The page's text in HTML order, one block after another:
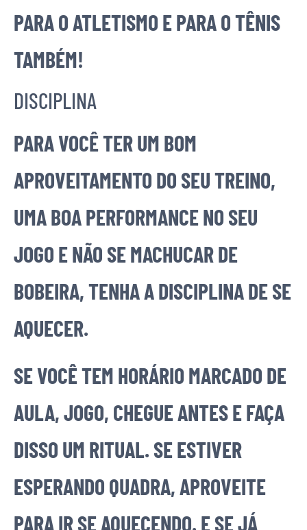
PARA O ATLETISMO E PARA O TÊNIS
TAMBÉM!
DISCIPLINA
PARA VOCÊ TER UM BOM
APROVEITAMENTO DO SEU TREINO,
UMA BOA PERFORMANCE NO SEU
JOGO E NÃO SE MACHUCAR DE
BOBEIRA, TENHA A DISCIPLINA DE SE
AQUECER.
SE VOCÊ TEM HORÁRIO MARCADO DE
AULA, JOGO, CHEGUE ANTES E FAÇA
DISSO UM RITUAL. SE ESTIVER
ESPERANDO QUADRA, APROVEITE
PARA IR SE AQUECENDO. E SE JÁ